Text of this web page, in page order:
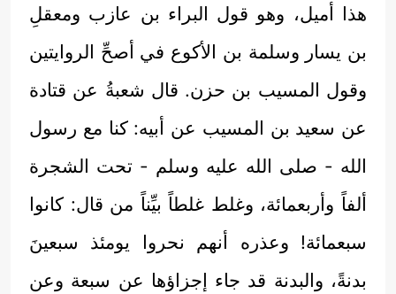
هذا أميل، وهو قول البراء بن عازب ومعقلِ
بن يسار وسلمة بن الأكوع في أصحِّ الروايتين
وقول المسيب بن حزن. قال شعبةُ عن قتادة
عن سعيد بن المسيب عن أبيه: كنا مع رسول
الله - صلى الله عليه وسلم - تحت الشجرة
ألفاً وأربعمائة، وغلط غلطاً بيِّناً من قال: كانوا
سبعمائة! وعذره أنهم نحروا يومئذ سبعينَ
بدنةً، والبدنة قد جاء إجزاؤها عن سبعة وعن